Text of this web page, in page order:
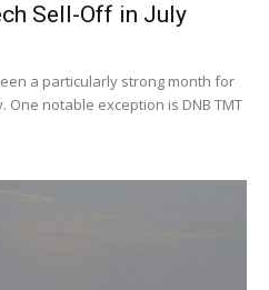
Sell-Off in July
a particularly strong month for
notable exception is DNB TMT